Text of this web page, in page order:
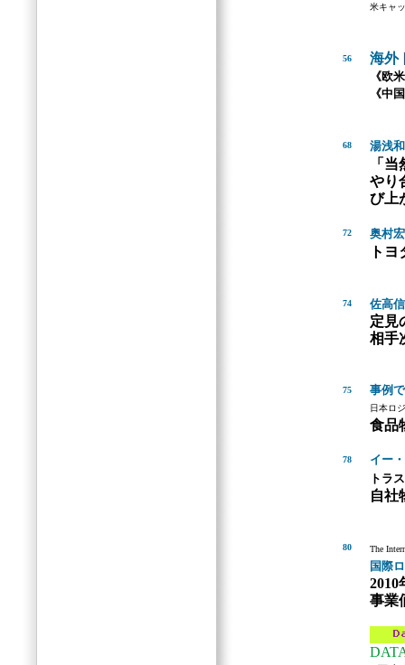
米キャ
56 海外
《欧
《中
68 湯浅
「
やり
び上
72 奥村
ト
74 佐高
定見
相手
75 事例
日本ロ
食品
78
イー
トラ
自社
80 The
国際
2010
事業